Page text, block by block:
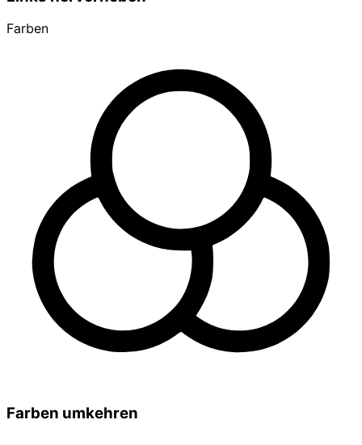
Farben
Farben umkehren